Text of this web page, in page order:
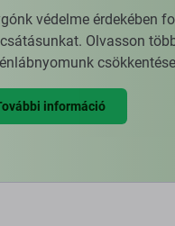
védelme érdekében
Olvasson
információ